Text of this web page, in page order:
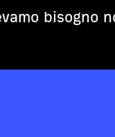
bisogno